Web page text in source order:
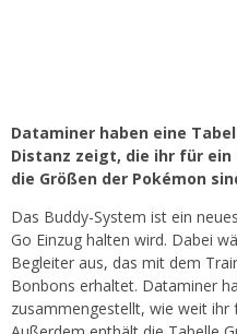
Dataminer haben eine
Distanz zeigt, die ihr für ein
die Größen der Pokémon
Das Buddy-System ist ein
Go Einzug halten wird. Dabei
Begleiter aus, das mit dem
Bonbons erhaltet. Dataminer
zusammengestellt, wie weit